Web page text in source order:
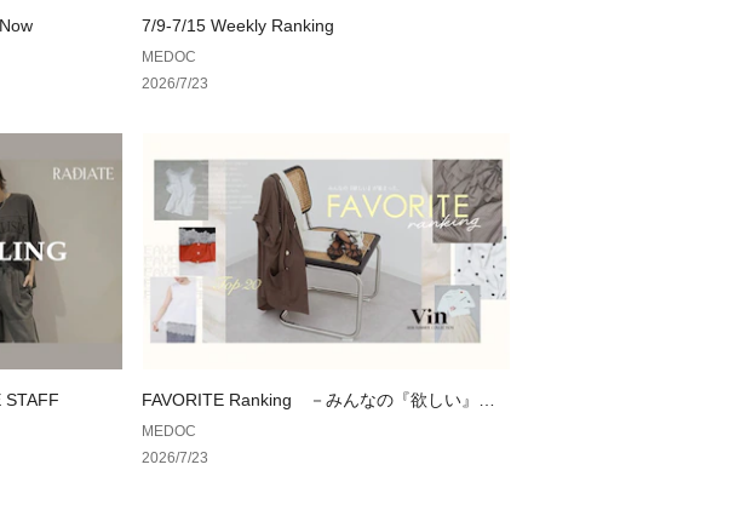
7/9-7/15 Weekly Ranking
MEDOC
2026/7/23
STAFF
FAVORITE Ranking －みんなの『欲しい』が
集まった、お気に入り登録数ランキング－
MEDOC
2026/7/23